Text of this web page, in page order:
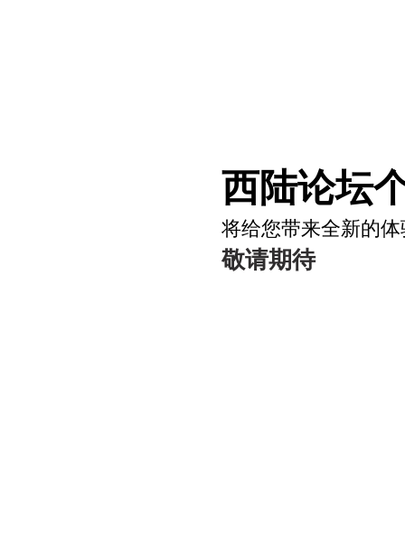
西陆论坛
将给您带来全新的体
敬请期待